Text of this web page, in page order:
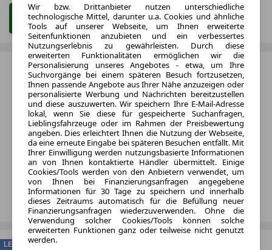
Zum Leasing Angebot
LEASING
Wir bzw. Drittanbieter nutzen unterschiedliche
technologische Mittel, darunter u.a. Cookies und ähnliche
Tools auf unserer Webseite, um Ihnen erweiterte
Seitenfunktionen anzubieten und ein verbessertes
Nutzungserlebnis zu gewährleisten. Durch diese
erweiterten Funktionalitäten ermöglichen wir die
Personalisierung unseres Angebotes - etwa, um Ihre
Suchvorgänge bei einem späteren Besuch fortzusetzen,
Ihnen passende Angebote aus Ihrer Nähe anzuzeigen oder
personalisierte Werbung und Nachrichten bereitzustellen
und diese auszuwerten. Wir speichern Ihre E-Mail-Adresse
lokal, wenn Sie diese für gespeicherte Suchanfragen,
Lieblingsfahrzeuge oder im Rahmen der Preisbewertung
angeben. Dies erleichtert Ihnen die Nutzung der Webseite,
da eine erneute Eingabe bei späteren Besuchen entfällt. Mit
Ihrer Einwilligung werden nutzungsbasierte Informationen
an von Ihnen kontaktierte Händler übermittelt. Einige
Cookies/Tools werden von den Anbietern verwendet, um
von Ihnen bei Finanzierungsanfragen angegebene
Informationen für 30 Tage zu speichern und innerhalb
dieses Zeitraums automatisch für die Befüllung neuer
Finanzierungsanfragen wiederzuverwenden. Ohne die
Verwendung solcher Cookies/Tools können solche
erweiterten Funktionen ganz oder teilweise nicht genutzt
werden.